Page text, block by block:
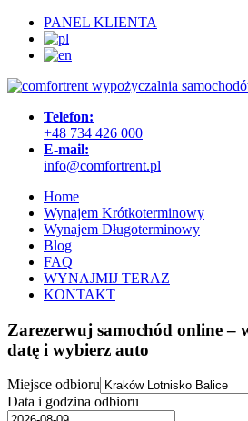
PANEL KLIENTA
Telefon:
+48 734 426 000
E-mail:
info@comfortrent.pl
Home
Wynajem Krótkoterminowy
Wynajem Długoterminowy
Blog
FAQ
WYNAJMIJ TERAZ
KONTAKT
Zarezerwuj samochód online –
datę i wybierz auto
Miejsce odbioru
Data i godzina odbioru